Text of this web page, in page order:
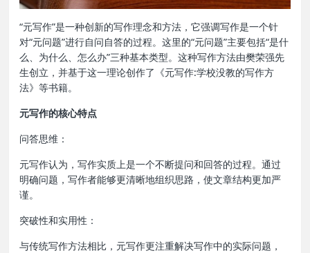
“‌元写作”是一种创新的写作理念和方法，它强调写作是一个针
对“元问题”进行自问自答的过程。这里的“元问题”主要包括“是什
么、为什么、怎么办”三种基本类型。这种写作方法由‌樊荣强先
生创立，并基于这一理论创作了《元写作:学校没教的写作方
法》等书籍。
元写作的核心特点
‌问答思维‌：
元写作认为，写作实质上是一个不断提问和回答的过程。通过
明确问题，写作者能够更清晰地组织思路，使文章结构更加严
谨。
‌突破性和实用性‌：
与传统写作方法相比，元写作更注重解决写作中的实际问题，